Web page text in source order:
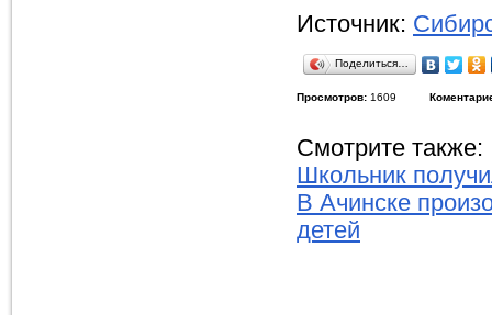
Источник:
Поделиться…
Просмотров: 1609
Смотрите также:
Школьник
В Ачинске
детей